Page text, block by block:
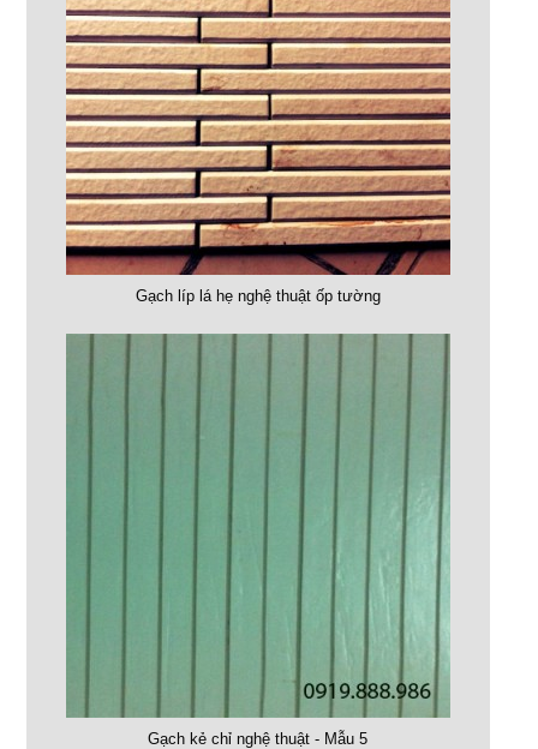
Gạch líp lá hẹ nghệ thuật ốp tường
Gạch kẻ chỉ nghệ thuật - Mẫu 5